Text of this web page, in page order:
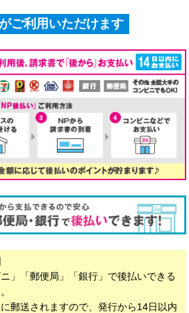
ご利用いただけます
」「郵便局」「銀行」で後払いできる
郵送されますので、発行から14日以内